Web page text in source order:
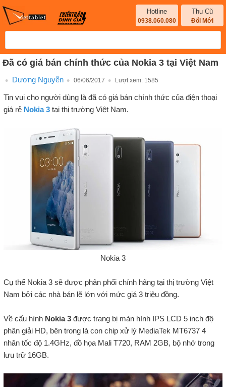
Hotline
0938.060.080
Thu Cũ
Đổi Mới
Đã có giá bán chính thức của Nokia 3 tại Việt Nam
Dương Nguyễn 06/06/2017 Lượt xem: 1585
Tin vui cho người dùng là đã có giá bán chính thức của điện thoại
giá rẻ Nokia 3tại thị trường Việt Nam.
Nokia 3
Cụ thể Nokia 3 sẽ được phân phối chính hãng tại thị trường Việt
Nam bởi các nhà bán lẽ lớn với mức giá 3 triệu đồng.
Về cấu hình Nokia 3được trang bị màn hình IPS LCD 5 inch độ
phân giải HD, bên trong là con chip xử lý MediaTek MT6737 4
nhân tốc độ 1.4GHz, đồ họa Mali T720, RAM 2GB, bộ nhớ trong
lưu trữ 16GB.